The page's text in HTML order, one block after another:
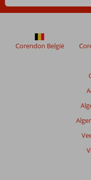
meer
om
de
Corendon België